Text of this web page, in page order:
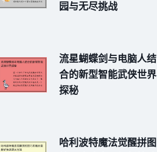
园与无尽挑战
流星蝴蝶剑与电脑人结
合的新型智能武侠世界
探秘
哈利波特魔法觉醒拼图